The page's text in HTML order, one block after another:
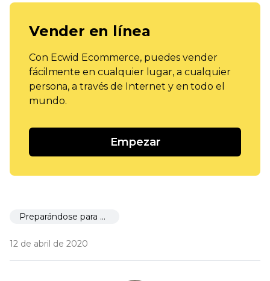
Vender en línea
Con Ecwid Ecommerce, puedes vender
fácilmente en cualquier lugar, a cualquier
persona, a través de Internet y en todo el
mundo.
Empezar
Preparándose para el lanzamiento
12 de abril de 2020